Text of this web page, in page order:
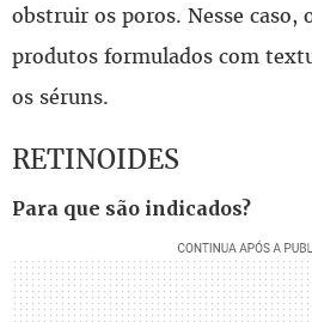
obstruir os poros. Nesse caso,
produtos formulados com
os séruns.
RETINOIDES
Para que são indicados?